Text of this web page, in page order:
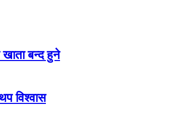
बन्द हुने
विश्वास